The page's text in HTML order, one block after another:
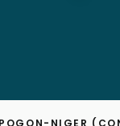
NIGER